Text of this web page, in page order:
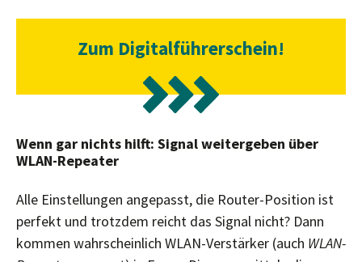
Zum Digitalführerschein!
Wenn gar nichts hilft: Signal weitergeben über
WLAN-Repeater
Alle Einstellungen angepasst, die Router-Position ist
perfekt und trotzdem reicht das Signal nicht? Dann
kommen wahrscheinlich WLAN-Verstärker (auch WLAN-